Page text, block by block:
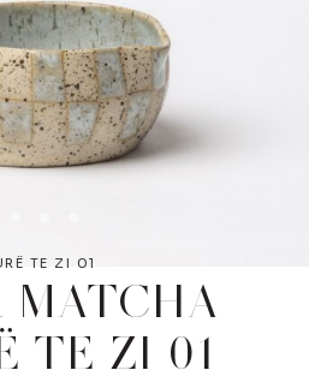
TE ZI 01
MATCHA
TE ZI 01